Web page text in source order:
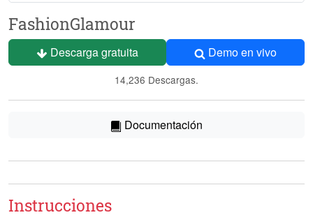
FashionGlamour
Descarga gratuita Demo en vivo
14,236 Descargas.
Documentación
Instrucciones